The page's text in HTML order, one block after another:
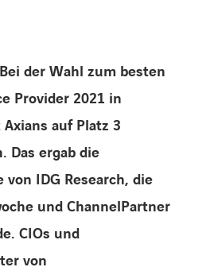
der Wahl zum besten
Provider 2021 in
auf Platz 3
Das ergab die
IDG Research, die
und ChannelPartner
CIOs und
von